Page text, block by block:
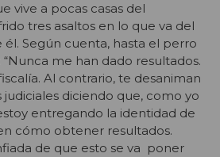
vive a pocas casas del
tres asaltos en lo que va del
él. Según cuenta, hasta el perro
“Nunca me han dado resultados.
Al contrario, te desaniman
judiciales diciendo que, como yo
entregando la identidad de
cómo obtener resultados.
de que esto se va poner